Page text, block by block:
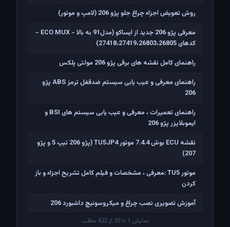
روش تعویض اجزاء چراغ جلو پژو 206 (لامپ و موتور)
معرفی پژو 206 جدید از ایساکو (مدل91 به بالا - ECO MUX -
کدهای 27418،27419،26803،26805)
راهنمای کامل نقشه های برقی پژو 206 مولتی پلکس
راهنمای معرفی و عیب یابی سیستم ضدقفل ترمز ABS پژو
206
راهنمای تعمیرات ، معرفی و عیب یابی سیستم های BSI و
ایموبلایزر پژو 206
نقشه ECU بوش 7.4.4 موتور TU5JP4 (پژو 206 تیپ 5 و پژو
207)
موتور TU5 :معرفی ، مشخصات و فیلم کامل تشریح اجزاء و باز
کردن
آموزش تصویری نصب چراغ و میکروسوئیچ داشبورد 206
نمایش 1 تا 20 از 422 مطلب